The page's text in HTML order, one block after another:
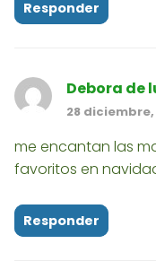
Responder
Debora de
28 diciembre,
me encantan las
favoritos en
Responder